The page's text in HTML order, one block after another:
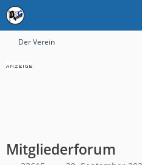
Der Verein
Mitgliederforum